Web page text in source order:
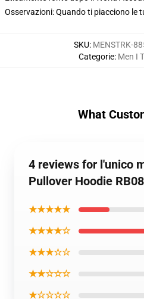
Osservazioni: Quando ti piacciono le
SKU: MENSTRK-
Categorie: Men I
What
4 reviews for l'unico
Pullover Hoodie
★★★★★
★★★★☆
★★★☆☆
★★☆☆☆
★☆☆☆☆